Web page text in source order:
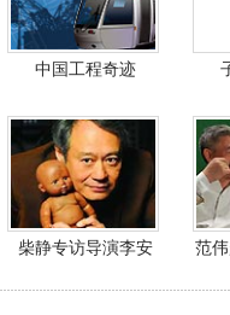
中国工程奇迹
柴静专访导演李安 范